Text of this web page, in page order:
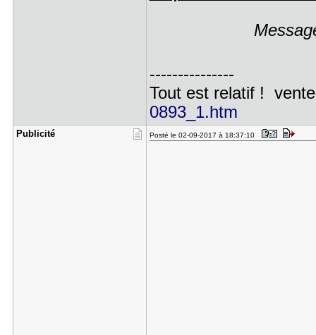
---------------
Tout est relatif !
0893_1.htm
Publicité Posté le 02-09-2017 à 18:37:10